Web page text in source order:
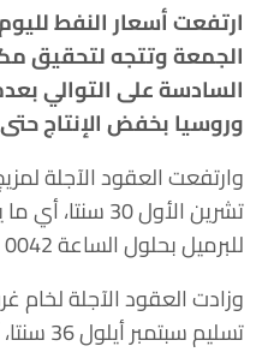
ارتفعت أسعار النفط
الجمعة وتتجه لتحقيق
السادسة على التوالي
وروسيا بخفض الإنتاج
وارتفعت العقود الآجلة
للبرميل بحلول الساعة 0042 بتوقيت جرينتش.
وزادت العقود الآجلة
تسليم سبتمبر أيلول 36 سنتا، أو 0.4 %، 81.90 دولار للبرميل.